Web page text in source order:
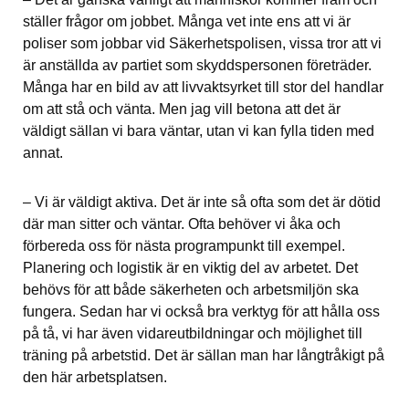
ställer frågor om jobbet. Många vet inte ens att vi är
poliser som jobbar vid Säkerhetspolisen, vissa tror att vi
är anställda av partiet som skyddspersonen företräder.
Många har en bild av att livvaktsyrket till stor del handlar
om att stå och vänta. Men jag vill betona att det är
väldigt sällan vi bara väntar, utan vi kan fylla tiden med
annat.
– Vi är väldigt aktiva. Det är inte så ofta som det är dötid
där man sitter och väntar. Ofta behöver vi åka och
förbereda oss för nästa programpunkt till exempel.
Planering och logistik är en viktig del av arbetet. Det
behövs för att både säkerheten och arbetsmiljön ska
fungera. Sedan har vi också bra verktyg för att hålla oss
på tå, vi har även vidareutbildningar och möjlighet till
träning på arbetstid. Det är sällan man har långtråkigt på
den här arbetsplatsen.